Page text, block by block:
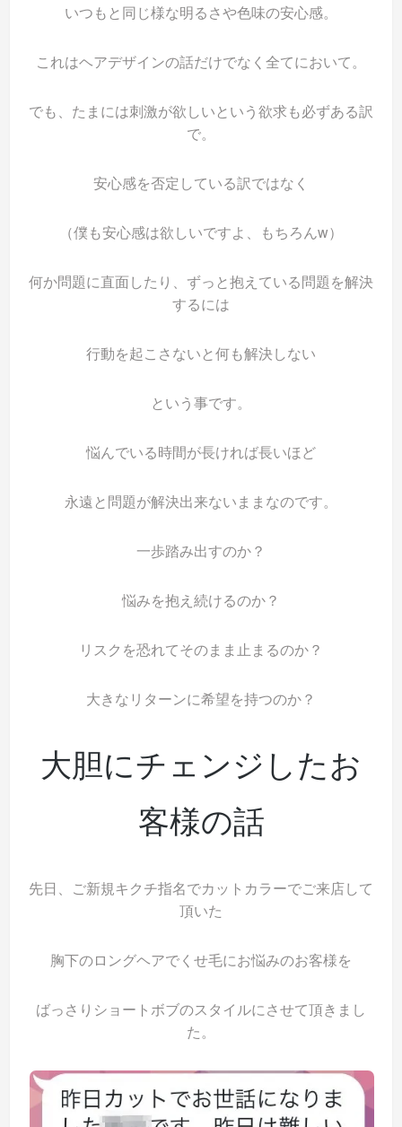
いつもと同じ様な明るさや色味の安心感。
これはヘアデザインの話だけでなく全てにおいて。
でも、たまには刺激が欲しいという欲求も必ずある訳
で。
安心感を否定している訳ではなく
（僕も安心感は欲しいですよ、もちろんw）
何か問題に直面したり、ずっと抱えている問題を解決
するには
行動を起こさないと何も解決しない
という事です。
悩んでいる時間が長ければ長いほど
永遠と問題が解決出来ないままなのです。
一歩踏み出すのか？
悩みを抱え続けるのか？
リスクを恐れてそのまま止まるのか？
大きなリターンに希望を持つのか？
大胆にチェンジしたお
客様の話
先日、ご新規キクチ指名でカットカラーでご来店して
頂いた
胸下のロングヘアでくせ毛にお悩みのお客様を
ばっさりショートボブのスタイルにさせて頂きまし
た。